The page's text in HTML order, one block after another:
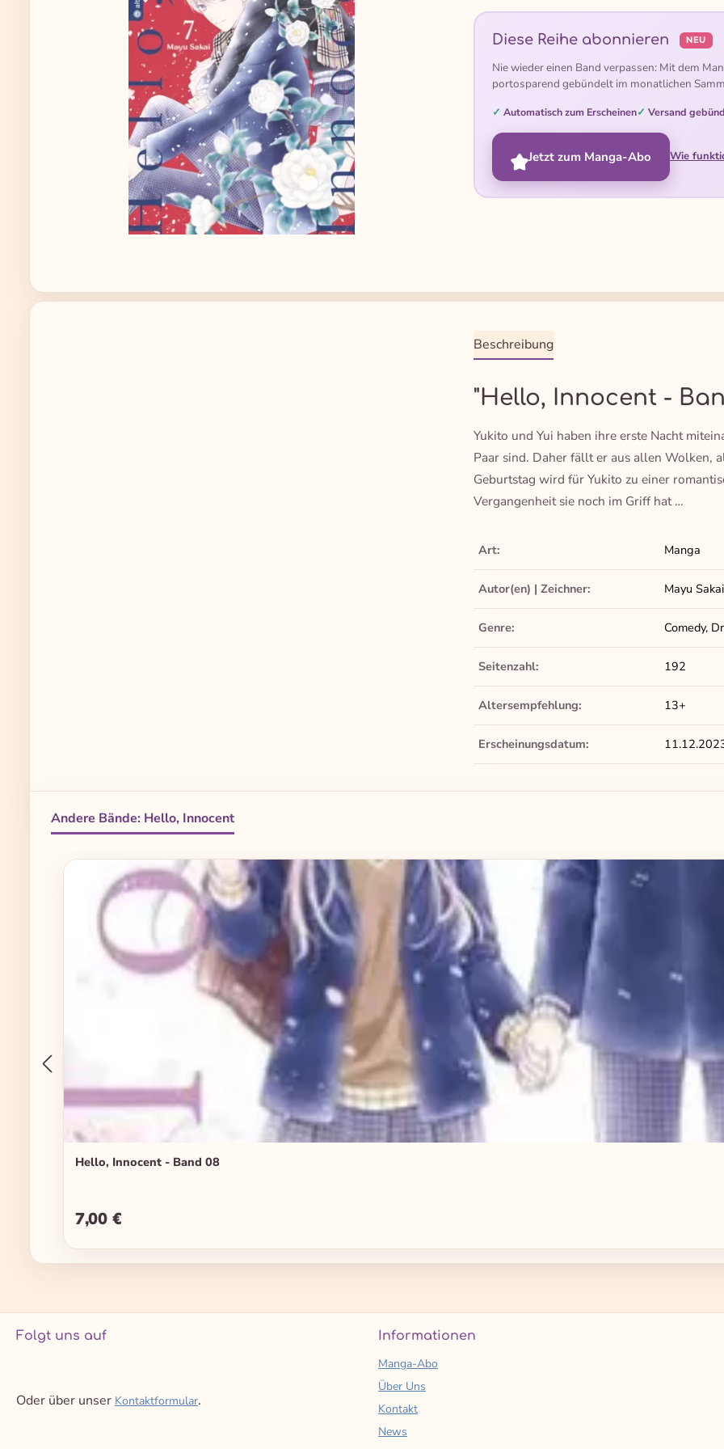
Diese Reihe abonnieren NEU
Nie wieder einen Band verpassen: Mit dem
portosparend gebündelt im monatlichen
Automatisch zum Erscheinen Versand
Jetzt zum Manga-Abo Wie
Beschreibung
"Hello, Innocent -
Yukito und Yui haben ihre erste Nacht
Paar sind. Daher fällt er aus allen Wolken,
Geburtstag wird für Yukito zu einer
Vergangenheit sie noch im Griff hat …
Art: Manga
Autor(en) | Zeichner: Mayu Sakai
Genre: Comedy,
Seitenzahl: 192
Altersempfehlung: 13+
Erscheinungsdatum:
Andere Bände: Hello, Innocent
Produktgalerie überspringen
Hello, Innocent - Band 08
Regulärer Preis:
7,00 €
Folgt uns auf
Oder über unser Kontaktformular.
Informationen
Manga-Abo
Über Uns
Kontakt
News